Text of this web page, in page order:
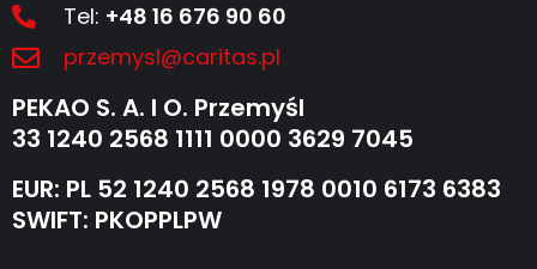
Tel: +48 16 676 90 60
przemysl@caritas.pl
PEKAO S. A. I O. Przemyśl
33 1240 2568 1111 0000 3629 7045
EUR: PL 52 1240 2568 1978 0010 6173 6383
SWIFT: PKOPPLPW